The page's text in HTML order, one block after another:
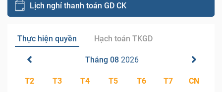
Lịch nghỉ thanh toán GD CK
Thực hiện quyền Hạch toán TKGD
Tháng 08 2026
T2 T3 T4 T5 T6 T7 CN